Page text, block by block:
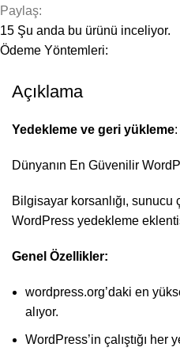
Paylaş:
15 Şu anda bu ürünü inceliyor.
Ödeme Yöntemleri:
Açıklama
Yedekleme ve geri yükleme
Dünyanın En Güvenilir
Bilgisayar korsanlığı,
WordPress yedekleme
Genel Özellikler:
wordpress.org’daki en
alıyor.
WordPress’in çalıştığı her